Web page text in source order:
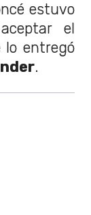
estuvo
el
lo entregó
.